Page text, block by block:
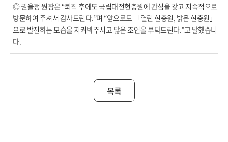
◎ 권율정 원장은 “퇴직 후에도 국립대전현충원에 관심을 갖고 지속적으로
방문하여 주셔서 감사드린다.”며 “앞으로도 「열린 현충원, 밝은 현충원」
으로 발전하는 모습을 지켜봐주시고 많은 조언을 부탁드린다.”고 말했습니
다.
목록